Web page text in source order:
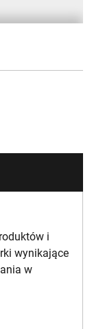
i
wynikające
w